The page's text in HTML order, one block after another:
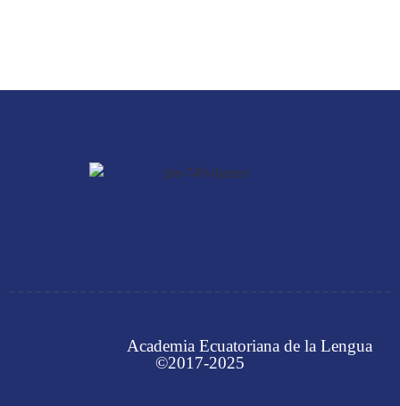
Academia Ecuatoriana de la Lengua
©2017-2025